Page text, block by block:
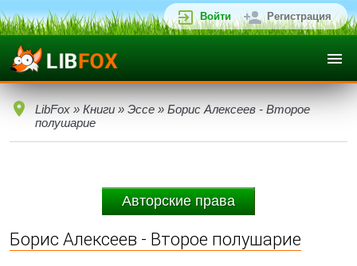
Войти Регистрация
LibFox » Книги » Эссе » Борис Алексеев - Второе
полушарие
Авторские права
Борис Алексеев - Второе полушарие